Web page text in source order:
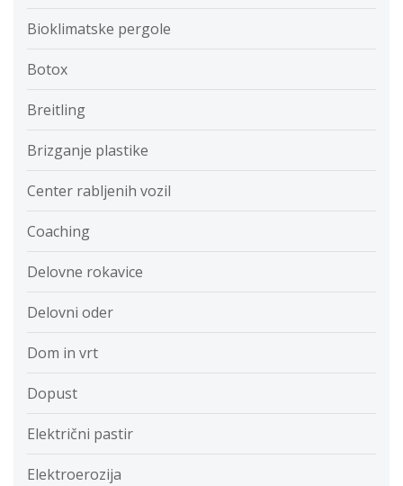
Bioklimatske pergole
Botox
Breitling
Brizganje plastike
Center rabljenih vozil
Coaching
Delovne rokavice
Delovni oder
Dom in vrt
Dopust
Električni pastir
Elektroerozija